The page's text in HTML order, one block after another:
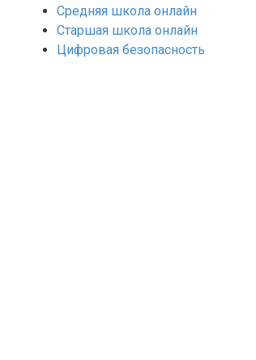
Средняя школа онлайн
Старшая школа онлайн
Цифровая безопасность